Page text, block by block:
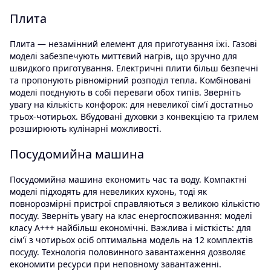
Плита
Плита — незамінний елемент для приготування їжі. Газові
моделі забезпечують миттєвий нагрів, що зручно для
швидкого приготування. Електричні плити більш безпечні
та пропонують рівномірний розподіл тепла. Комбіновані
моделі поєднують в собі переваги обох типів. Зверніть
увагу на кількість конфорок: для невеликої сім'ї достатньо
трьох-чотирьох. Вбудовані духовки з конвекцією та грилем
розширюють кулінарні можливості.
Посудомийна машина
Посудомийна машина економить час та воду. Компактні
моделі підходять для невеликих кухонь, тоді як
повнорозмірні пристрої справляються з великою кількістю
посуду. Зверніть увагу на клас енергоспоживання: моделі
класу A+++ найбільш економічні. Важлива і місткість: для
сім'ї з чотирьох осіб оптимальна модель на 12 комплектів
посуду. Технологія половинного завантаження дозволяє
економити ресурси при неповному завантаженні.